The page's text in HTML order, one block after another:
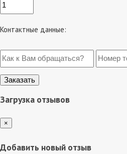
Контактные данные:
Загрузка отзывов
×
Добавить новый отзыв